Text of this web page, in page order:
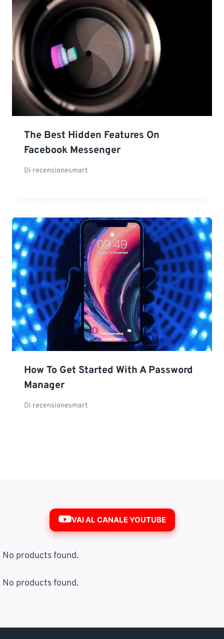
The Best Hidden Features On
Facebook Messenger
Di recensionesmart
How To Get Started With A Password
Manager
Di recensionesmart
VAI AL CANALE YOUTUBE
No products found.
No products found.